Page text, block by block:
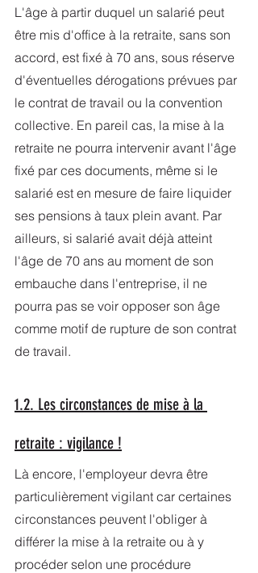
L'âge à partir duquel un salarié peut
être mis d'office à la retraite, sans son
accord, est fixé à 70 ans, sous réserve
d'éventuelles dérogations prévues par
le contrat de travail ou la convention
collective. En pareil cas, la mise à la
retraite ne pourra intervenir avant l'âge
fixé par ces documents, même si le
salarié est en mesure de faire liquider
ses pensions à taux plein avant. Par
ailleurs, si salarié avait déjà atteint
l'âge de 70 ans au moment de son
embauche dans l'entreprise, il ne
pourra pas se voir opposer son âge
comme motif de rupture de son contrat
de travail.
1.2. Les circonstances de mise à la
retraite : vigilance !
Là encore, l'employeur devra être
particulièrement vigilant car certaines
circonstances peuvent l'obliger à
différer la mise à la retraite ou à y
procéder selon une procédure